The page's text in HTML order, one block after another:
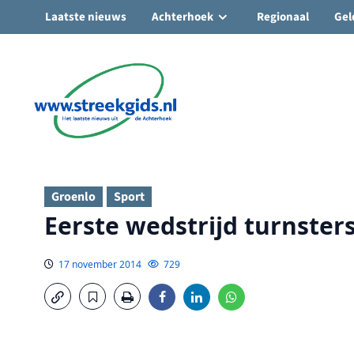
Ga
inhoud
Laatste nieuws Achterhoek Regionaal
Groenlo Sport
Eerste wedstrijd
17 november 2014 729